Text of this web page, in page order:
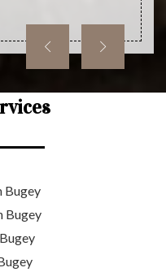
Bugey
Bugey